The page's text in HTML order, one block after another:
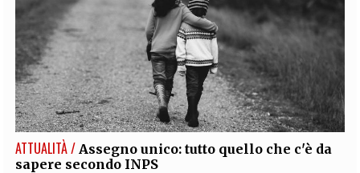
ATTUALITÀ / Assegno unico: tutto quello che c'è da
sapere secondo INPS